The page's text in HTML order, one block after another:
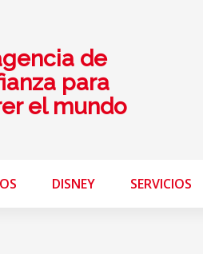
de
para
el mundo
DISNEY SERVICIOS